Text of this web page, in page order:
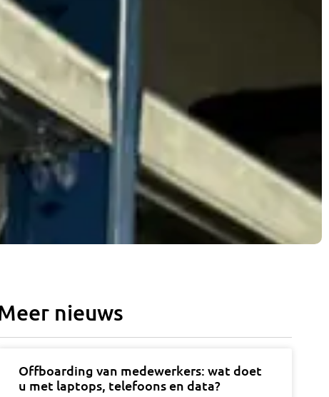
nieuws
Offboarding van medewerkers: wat doet
u met laptops, telefoons en data?